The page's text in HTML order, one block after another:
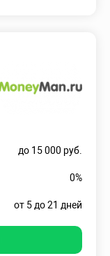
до 15 000 руб.
0%
от 5 до 21 дней